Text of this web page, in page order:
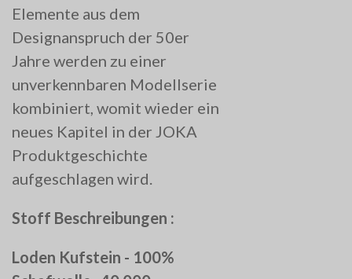
Elemente aus dem
Designanspruch der 50er
Jahre werden zu einer
unverkennbaren Modellserie
kombiniert, womit wieder ein
neues Kapitel in der JOKA
Produktgeschichte
aufgeschlagen wird.
Stoff Beschreibungen :
Loden Kufstein - 100%